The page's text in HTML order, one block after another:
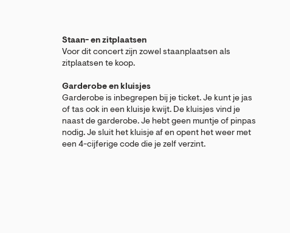
Staan- en zitplaatsen
Voor dit concert zijn zowel staanplaatsen als
zitplaatsen te koop.
Garderobe en kluisjes
Garderobe is inbegrepen bij je ticket. Je kunt je jas
of tas ook in een kluisje kwijt. De kluisjes vind je
naast de garderobe. Je hebt geen muntje of pinpas
nodig. Je sluit het kluisje af en opent het weer met
een 4-cijferige code die je zelf verzint.